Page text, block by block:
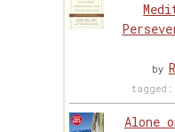
by
Alone